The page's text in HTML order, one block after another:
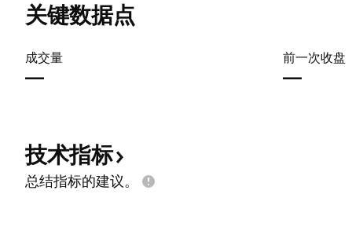
关键数据点
成交量
—
前一次收盘
—
技术指标
总结指标的建议。